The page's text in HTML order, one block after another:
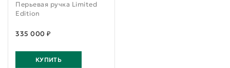
Перьевая ручка Limited
Edition
335 000 ₽
КУПИТЬ